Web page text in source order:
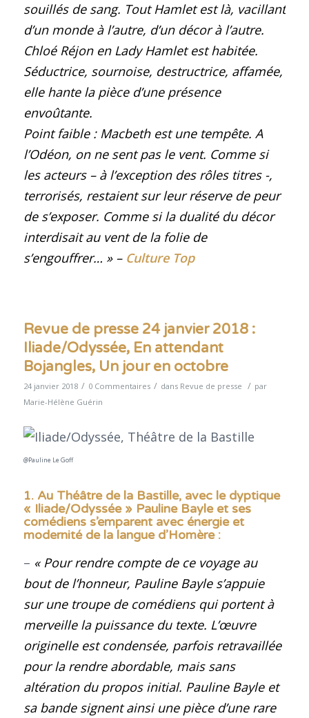
souillés de sang. Tout Hamlet est là, vacillant
d’un monde à l’autre, d’un décor à l’autre.
Chloé Réjon en Lady Hamlet est habitée.
Séductrice, sournoise, destructrice, affamée,
elle hante la pièce d’une présence
envoûtante.
Point faible : Macbeth est une tempête. A
l’Odéon, on ne sent pas le vent. Comme si
les acteurs – à l’exception des rôles titres -,
terrorisés, restaient sur leur réserve de peur
de s’exposer. Comme si la dualité du décor
interdisait au vent de la folie de
s’engouffrer… » – Culture Top
Revue de presse 24 janvier 2018 :
Iliade/Odyssée, En attendant
Bojangles, Un jour en octobre
24 janvier 2018 / 0 Commentaires / dans Revue de presse / par
Marie-Hélène Guérin
@Pauline Le Goff
1. Au Théâtre de la Bastille, avec le dyptique
« Iliade/Odyssée » Pauline Bayle et ses
comédiens s’emparent avec énergie et
modernité de la langue d’Homère :
– « Pour rendre compte de ce voyage au
bout de l’honneur, Pauline Bayle s’appuie
sur une troupe de comédiens qui portent à
merveille la puissance du texte. L’œuvre
originelle est condensée, parfois retravaillée
pour la rendre abordable, mais sans
altération du propos initial. Pauline Bayle et
sa bande signent ainsi une pièce d’une rare